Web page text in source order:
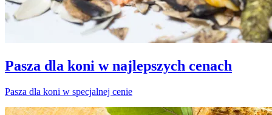
Pasza dla koni w najlepszych cenach
Pasza dla koni w specjalnej cenie